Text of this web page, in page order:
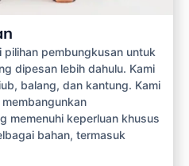
pilihan pembungkusan untuk
dipesan lebih dahulu. Kami
balang, dan kantung. Kami
memenuhi keperluan khusus
bahan, termasuk